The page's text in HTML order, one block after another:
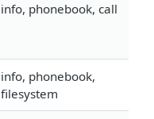
info, phonebook, call
info, phonebook,
filesystem